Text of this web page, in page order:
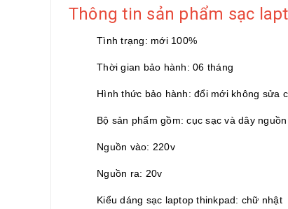
Thông tin sản phẩm sạc
Tình trạng: mới 100%
Thời gian bảo hành: 06 tháng
Hình thức bảo hành: đổi mới không sửa
Bộ sản phẩm gồm: cục sạc và dây nguồn
Nguồn vào: 220v
Nguồn ra: 20v
Kiểu dáng sạc laptop thinkpad: chữ nhật